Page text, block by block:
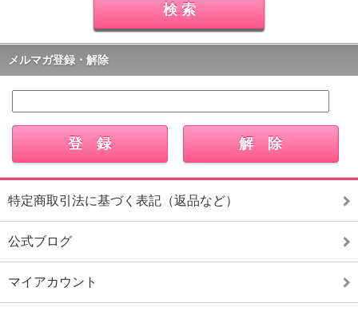
メルマガ登録・解除
特定商取引法に基づく表記（返品など）
公式ブログ
マイアカウント